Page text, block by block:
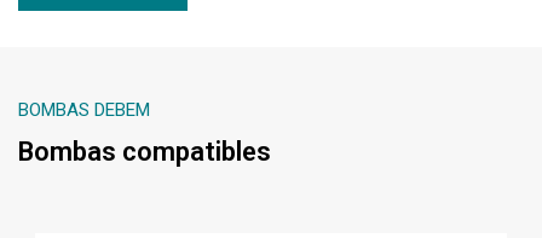
BOMBAS DEBEM
Bombas compatibles